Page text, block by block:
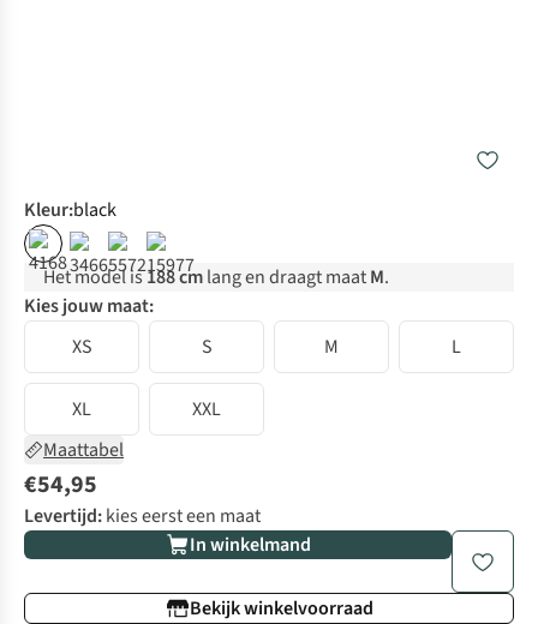
Kleur:black
Het model is188 cmlang en draagt maatM.
Kies jouw maat:
XS
S M L
XL
XXL
Maattabel
€54,95
Levertijd:kies eerst een maat
In winkelmand
Bekijk winkelvoorraad